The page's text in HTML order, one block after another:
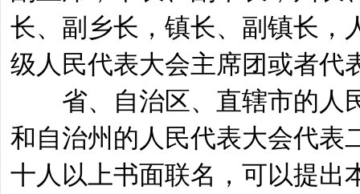
长、副乡长，镇长、副镇长，
级人民代表大会主席团或者代
省、自治区、直辖市的人民
和自治州的人民代表大会代表
十人以上书面联名，可以提出